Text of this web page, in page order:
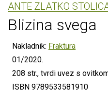
ANTE ZLATKO
Blizina svega
Nakladnik: Fraktura
01/2020.
208 str., tvrdi uvez s
ISBN 9789533581910